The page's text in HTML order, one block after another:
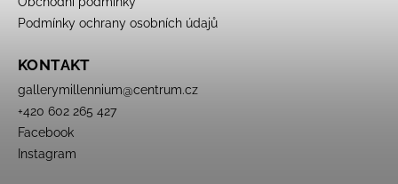
Podmínky ochrany osobních údajů
KONTAKT
gallerymillennium@centrum.cz
+420 602 265 427
Facebook
Instagram